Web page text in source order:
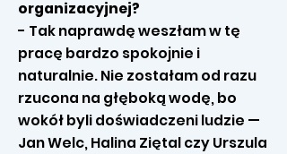
organizacyjnej?
- Tak naprawdę weszłam w tę
pracę bardzo spokojnie i
naturalnie. Nie zostałam od razu
rzucona na głęboką wodę, bo
wokół byli doświadczeni ludzie —
Jan Welc, Halina Ziętal czy Urszula